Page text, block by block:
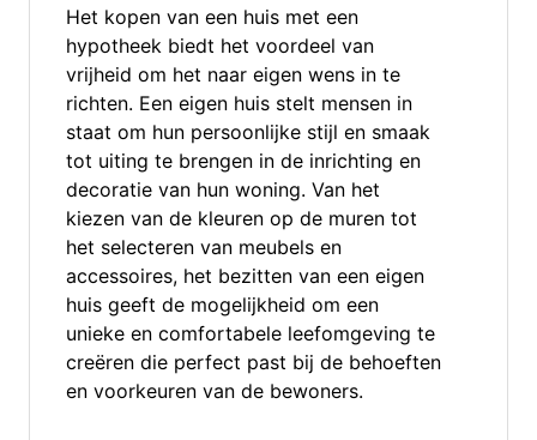
Het kopen van een huis met een
hypotheek biedt het voordeel van
vrijheid om het naar eigen wens in te
richten. Een eigen huis stelt mensen in
staat om hun persoonlijke stijl en smaak
tot uiting te brengen in de inrichting en
decoratie van hun woning. Van het
kiezen van de kleuren op de muren tot
het selecteren van meubels en
accessoires, het bezitten van een eigen
huis geeft de mogelijkheid om een
unieke en comfortabele leefomgeving te
creëren die perfect past bij de behoeften
en voorkeuren van de bewoners.